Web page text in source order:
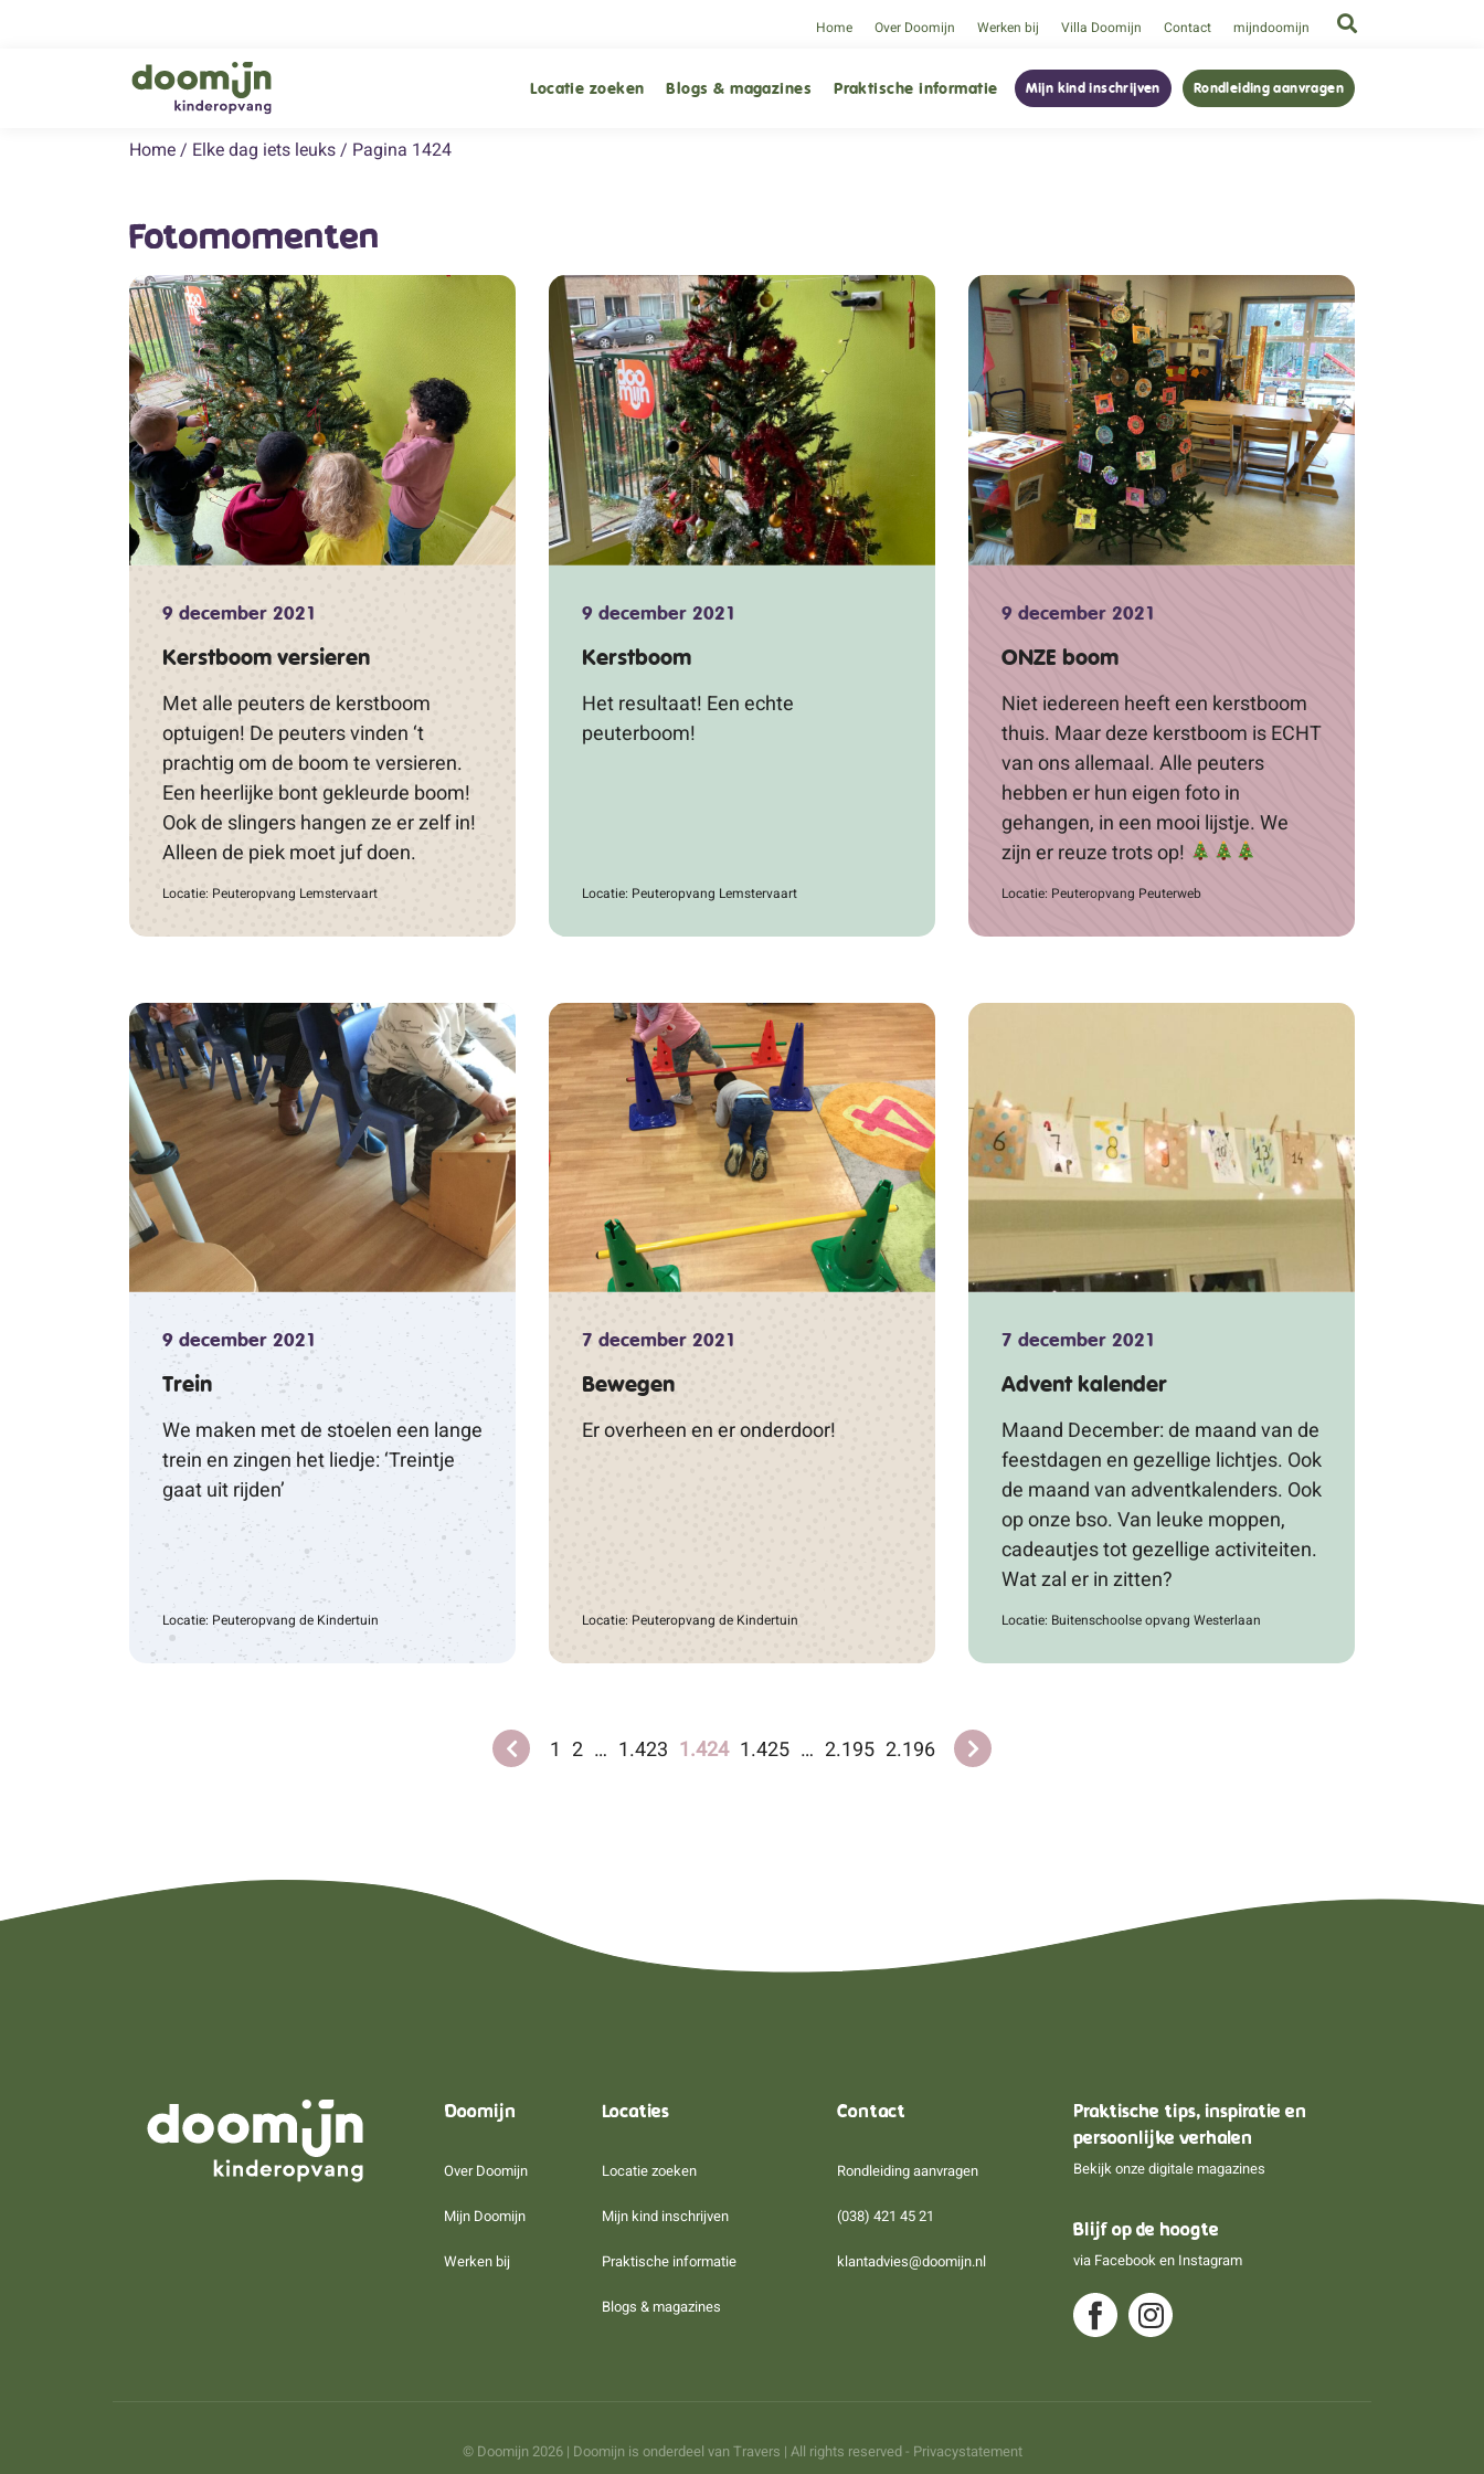
Home Over Doomijn Werken bij Villa Doomijn Contact mijndoomijn
Locatie zoeken Blogs & magazines Praktische informatie Mijn kind inschrijven Rondleiding aanvragen
Home / Elke dag iets leuks / Pagina 1424
Fotomomenten
9 december 2021
Kerstboom versieren
Met alle peuters de kerstboom
optuigen! De peuters vinden ‘t
prachtig om de boom te versieren.
Een heerlijke bont gekleurde boom!
Ook de slingers hangen ze er zelf in!
Alleen de piek moet juf doen.
Locatie: Peuteropvang Lemstervaart
9 december 2021
Kerstboom
Het resultaat! Een echte
peuterboom!
Locatie: Peuteropvang Lemstervaart
9 december 2021
ONZE boom
Niet iedereen heeft een kerstboom
thuis. Maar deze kerstboom is ECHT
van ons allemaal. Alle peuters
hebben er hun eigen foto in
gehangen, in een mooi lijstje. We
zijn er reuze trots op!
Locatie: Peuteropvang Peuterweb
9 december 2021
Trein
We maken met de stoelen een lange
trein en zingen het liedje: ‘Treintje
gaat uit rijden’
Locatie: Peuteropvang de Kindertuin
7 december 2021
Bewegen
Er overheen en er onderdoor!
Locatie: Peuteropvang de Kindertuin
7 december 2021
Advent kalender
Maand December: de maand van de
feestdagen en gezellige lichtjes. Ook
de maand van adventkalenders. Ook
op onze bso. Van leuke moppen,
cadeautjes tot gezellige activiteiten.
Wat zal er in zitten?
Locatie: Buitenschoolse opvang Westerlaan
1 2 … 1.423 1.424 1.425 … 2.195 2.196
Doomijn
Over Doomijn
Mijn Doomijn
Werken bij
Locaties
Locatie zoeken
Mijn kind inschrijven
Praktische informatie
Blogs & magazines
Contact
Rondleiding aanvragen
(038) 421 45 21
klantadvies@doomijn.nl
Praktische tips, inspiratie en
persoonlijke verhalen
Bekijk onze digitale magazines
Blijf op de hoogte
via Facebook en Instagram
© Doomijn 2026 | Doomijn is onderdeel van Travers | All rights reserved - Privacystatement